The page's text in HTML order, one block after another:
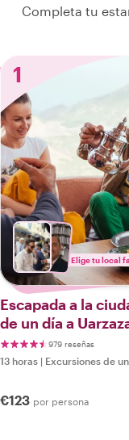
Completa tu
1
Elige tu local
Escapada a la
de un día a
979 reseñas
13 horas | Excursiones de
€123 por persona